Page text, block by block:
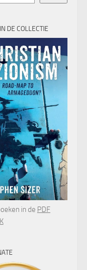
DE COLLECTIE
in de PDF